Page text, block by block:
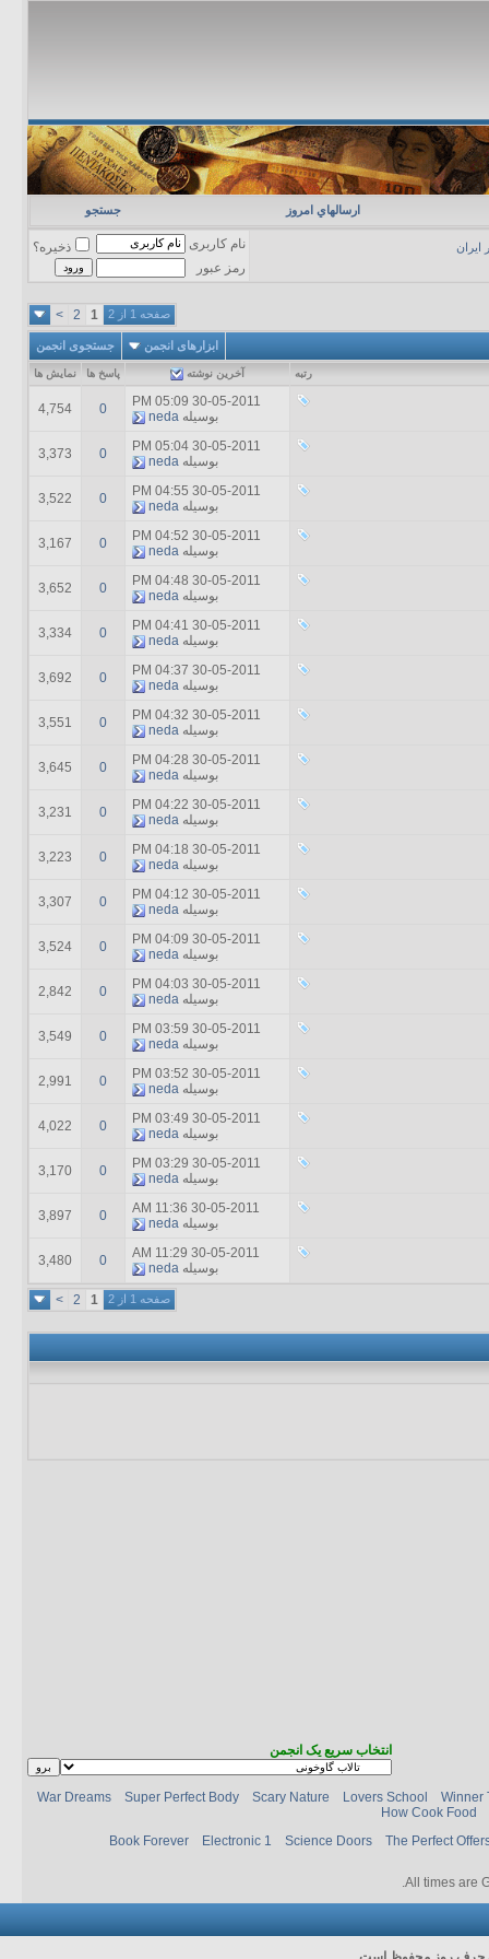
ارسالهاي امروز جستجو
ایران نام کاربری
ذخیره؟
رمز عبور
صفحه 1 از 2 1
2
>
ابزارهای انجمن جستجوی انجمن
رتبه آخرين نوشته پاسخ ها نمایش ها
30-05-2011
05:09 PM
بوسیله neda
0
4,754
30-05-2011
05:04 PM
بوسیله neda
0
3,373
30-05-2011
04:55 PM
بوسیله neda
0
3,522
30-05-2011
04:52 PM
بوسیله neda
0
3,167
30-05-2011
04:48 PM
بوسیله neda
0
3,652
30-05-2011
04:41 PM
بوسیله neda
0
3,334
30-05-2011
04:37 PM
بوسیله neda
0
3,692
30-05-2011
04:32 PM
بوسیله neda
0
3,551
30-05-2011
04:28 PM
بوسیله neda
0
3,645
30-05-2011
04:22 PM
بوسیله neda
0
3,231
30-05-2011
04:18 PM
بوسیله neda
0
3,223
30-05-2011
04:12 PM
بوسیله neda
0
3,307
30-05-2011
04:09 PM
بوسیله neda
0
3,524
30-05-2011
04:03 PM
بوسیله neda
0
2,842
30-05-2011
03:59 PM
بوسیله neda
0
3,549
30-05-2011
03:52 PM
بوسیله neda
0
2,991
30-05-2011
03:49 PM
بوسیله neda
0
4,022
30-05-2011
03:29 PM
بوسیله neda
0
3,170
30-05-2011
11:36 AM
بوسیله neda
0
3,897
30-05-2011
11:29 AM
بوسیله neda
0
3,480
صفحه 1 از 2 1
2
>
انتخاب سریع یک انجمن
War Dreams Super Perfect Body Scary Nature Lovers School
Winner
How Cook Food
Book Forever
Electronic 1 Science Doors The Perfect
All times are